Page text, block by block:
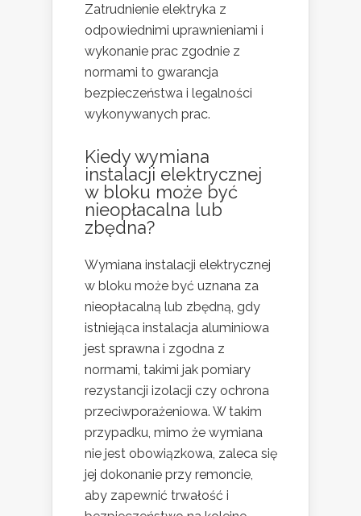
Zatrudnienie elektryka z
odpowiednimi uprawnieniami i
wykonanie prac zgodnie z
normami to gwarancja
bezpieczeństwa i legalności
wykonywanych prac.
Kiedy wymiana
instalacji elektrycznej
w bloku może być
nieopłacalna lub
zbędna?
Wymiana instalacji elektrycznej
w bloku może być uznana za
nieopłacalną lub zbędną, gdy
istniejąca instalacja aluminiowa
jest sprawna i zgodna z
normami, takimi jak pomiary
rezystancji izolacji czy ochrona
przeciwporażeniowa. W takim
przypadku, mimo że wymiana
nie jest obowiązkowa, zaleca się
jej dokonanie przy remoncie,
aby zapewnić trwałość i